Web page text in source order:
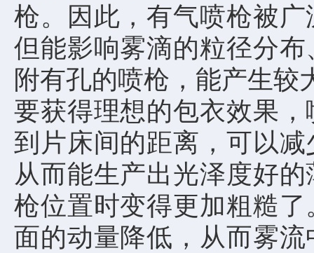
枪。因此，有气喷枪被
但能影响雾滴的粒径分
附有孔的喷枪，能产生较
要获得理想的包衣效果
到片床间的距离，可以
从而能生产出光泽度好
枪位置时变得更加粗糙
面的动量降低，从而雾